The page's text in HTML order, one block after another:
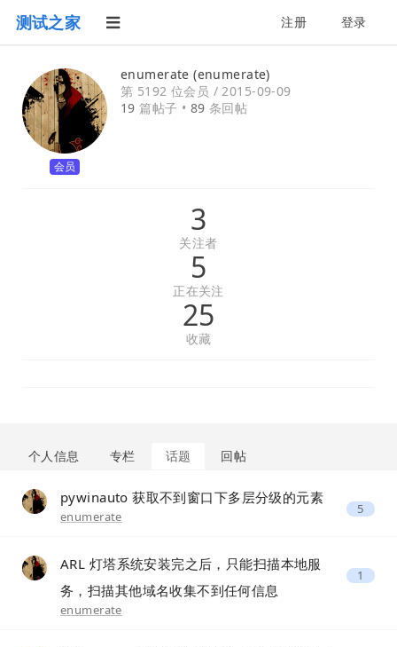
测试之家 注册 登录
会员
enumerate (enumerate)
第 5192 位会员 /2015-09-09
19 篇帖子 • 89 条回帖
3
关注者
5
正在关注
25
收藏
个人信息 专栏 话题 回帖
pywinauto 获取不到窗口下多层分级的元素
enumerate 5
ARL 灯塔系统安装完之后，只能扫描本地服
务，扫描其他域名收集不到任何信息
enumerate
1